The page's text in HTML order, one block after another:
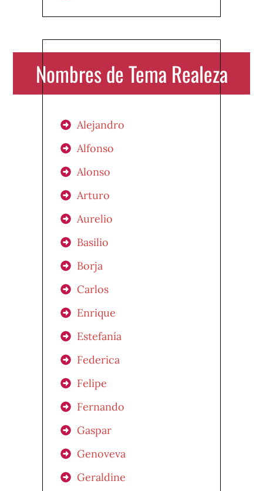
Nombres de Tema Realeza
Alejandro
Alfonso
Alonso
Arturo
Aurelio
Basilio
Borja
Carlos
Enrique
Estefanía
Federica
Felipe
Fernando
Gaspar
Genoveva
Geraldine